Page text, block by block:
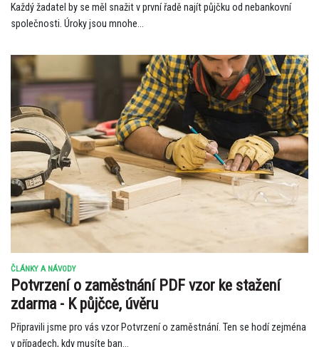
Každý žadatel by se měl snažit v první řadě najít půjčku od nebankovní
společnosti. Úroky jsou mnohe...
ČLÁNKY A NÁVODY
Potvrzení o zaměstnání PDF vzor ke stažení
zdarma - K půjčce, úvěru
Připravili jsme pro vás vzor Potvrzení o zaměstnání. Ten se hodí zejména
v případech, kdy musíte ban...